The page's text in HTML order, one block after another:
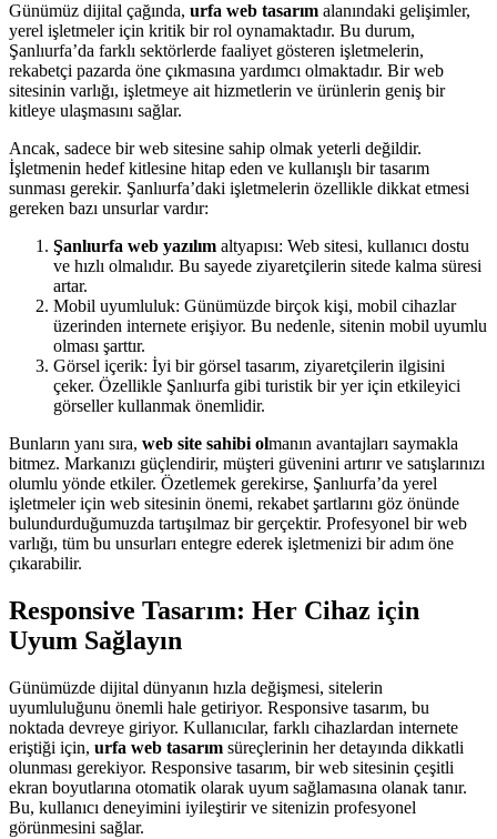
Günümüz dijital çağında, urfa web tasarım alanındaki gelişimler,
yerel işletmeler için kritik bir rol oynamaktadır. Bu durum,
Şanlıurfa’da farklı sektörlerde faaliyet gösteren işletmelerin,
rekabetçi pazarda öne çıkmasına yardımcı olmaktadır. Bir web
sitesinin varlığı, işletmeye ait hizmetlerin ve ürünlerin geniş bir
kitleye ulaşmasını sağlar.
Ancak, sadece bir web sitesine sahip olmak yeterli değildir.
İşletmenin hedef kitlesine hitap eden ve kullanışlı bir tasarım
sunması gerekir. Şanlıurfa’daki işletmelerin özellikle dikkat etmesi
gereken bazı unsurlar vardır:
Şanlıurfa web yazılım altyapısı: Web sitesi, kullanıcı dostu
ve hızlı olmalıdır. Bu sayede ziyaretçilerin sitede kalma süresi
artar.
Mobil uyumluluk: Günümüzde birçok kişi, mobil cihazlar
üzerinden internete erişiyor. Bu nedenle, sitenin mobil uyumlu
olması şarttır.
Görsel içerik: İyi bir görsel tasarım, ziyaretçilerin ilgisini
çeker. Özellikle Şanlıurfa gibi turistik bir yer için etkileyici
görseller kullanmak önemlidir.
Bunların yanı sıra, web site sahibi olmanın avantajları saymakla
bitmez. Markanızı güçlendirir, müşteri güvenini artırır ve satışlarınızı
olumlu yönde etkiler. Özetlemek gerekirse, Şanlıurfa’da yerel
işletmeler için web sitesinin önemi, rekabet şartlarını göz önünde
bulundurduğumuzda tartışılmaz bir gerçektir. Profesyonel bir web
varlığı, tüm bu unsurları entegre ederek işletmenizi bir adım öne
çıkarabilir.
Responsive Tasarım: Her Cihaz için
Uyum Sağlayın
Günümüzde dijital dünyanın hızla değişmesi, sitelerin
uyumluluğunu önemli hale getiriyor. Responsive tasarım, bu
noktada devreye giriyor. Kullanıcılar, farklı cihazlardan internete
eriştiği için, urfa web tasarım süreçlerinin her detayında dikkatli
olunması gerekiyor. Responsive tasarım, bir web sitesinin çeşitli
ekran boyutlarına otomatik olarak uyum sağlamasına olanak tanır.
Bu, kullanıcı deneyimini iyileştirir ve sitenizin profesyonel
görünmesini sağlar.